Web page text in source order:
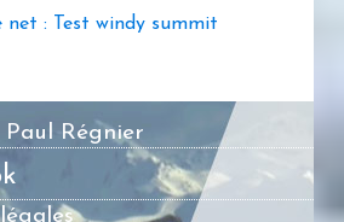
net : Test windy summit
Régnier